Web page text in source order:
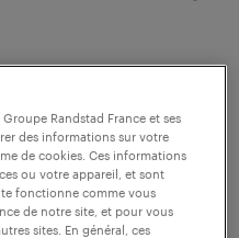
Randstad France et ses
des informations sur votre
de cookies. Ces informations
ou votre appareil, et sont
fonctionne comme vous
de notre site, et pour vous
sites. En général, ces